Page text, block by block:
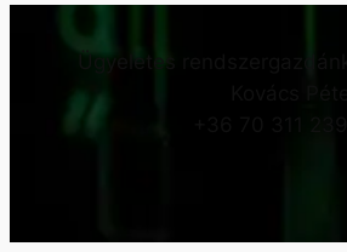
Ügyeletes rendszergazdánk: